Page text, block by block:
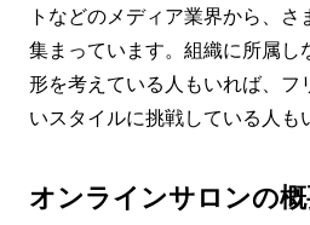
トなどのメディア業界から、
集まっています。組織に所属し
形を考えている人もいれば、フ
いスタイルに挑戦している人も
オンラインサロンの